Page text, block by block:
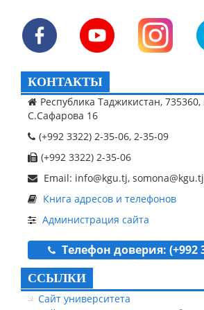
КОНТАКТЫ
Республика Таджикистан, 735360,
С.Сафарова 16
(+992 3322) 2-35-06, 2-35-09
(+992 3322) 2-35-06
Email: info@kgu.tj, somona@kgu.tj
Книга адресов и телефонов
Администрация сайта
Телефон доверия: (+992
ССЫЛКИ
Сайт университета